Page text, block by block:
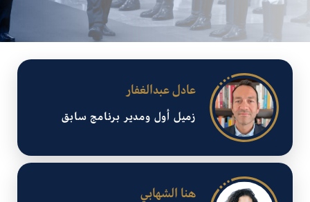
عادل عبدالغفار
زميل أول ومدير برنامج سابق
هنا الشهابي